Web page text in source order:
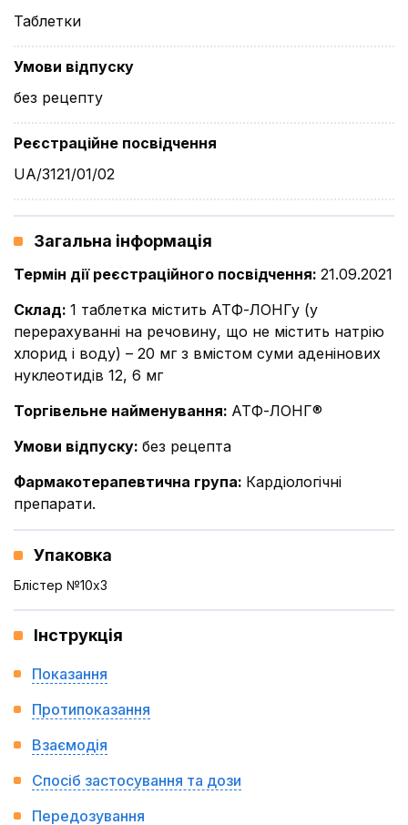
Таблетки
Умови відпуску
без рецепту
Реєстраційне посвідчення
UA/3121/01/02
Загальна інформація
Термін дії реєстраційного посвідчення: 21.09.2021
Склад: 1 таблетка містить АТФ-ЛОНГу (у
перерахуванні на речовину, що не містить натрію
хлорид і воду) – 20 мг з вмістом суми аденінових
нуклеотидів 12, 6 мг
Торгівельне найменування: АТФ-ЛОНГ®
Умови відпуску: без рецепта
Фармакотерапевтична група: Кардіологічні
препарати.
Упаковка
Блістер №10x3
Інструкція
Показання
Протипоказання
Взаємодія
Спосіб застосування та дози
Передозування